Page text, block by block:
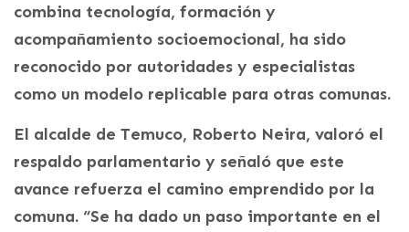
combina tecnología, formación y
acompañamiento socioemocional, ha sido
reconocido por autoridades y especialistas
como un modelo replicable para otras comunas.
El alcalde de Temuco, Roberto Neira, valoró el
respaldo parlamentario y señaló que este
avance refuerza el camino emprendido por la
comuna. “Se ha dado un paso importante en el